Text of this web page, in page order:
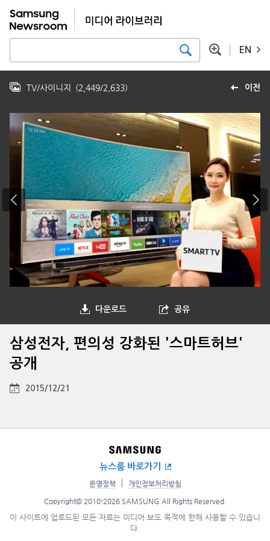
EN
이전
TV/사이니지 (2,449/2,633)
다운로드 공유
삼성전자, 편의성 강화된 '스마트허브'
공개
2015/12/21
뉴스룸 바로가기
운영정책 개인정보처리방침
Copyright© 2010-2026 SAMSUNG All Rights Reserved.
이 사이트에 업로드된 모든 자료는 미디어 보도 목적에 한해 사용할 수 있습니
다.